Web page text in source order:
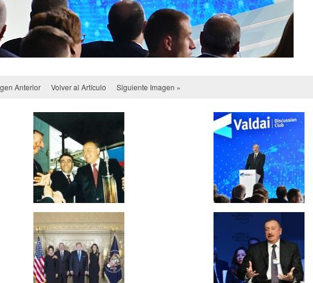
Anterior Volver al Artículo Siguiente Imagen »